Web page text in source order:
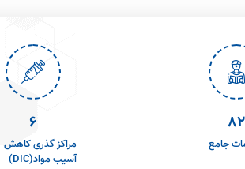
106
جامع
8
مراکز گذری کاهش
آسیب مواد(DIC)